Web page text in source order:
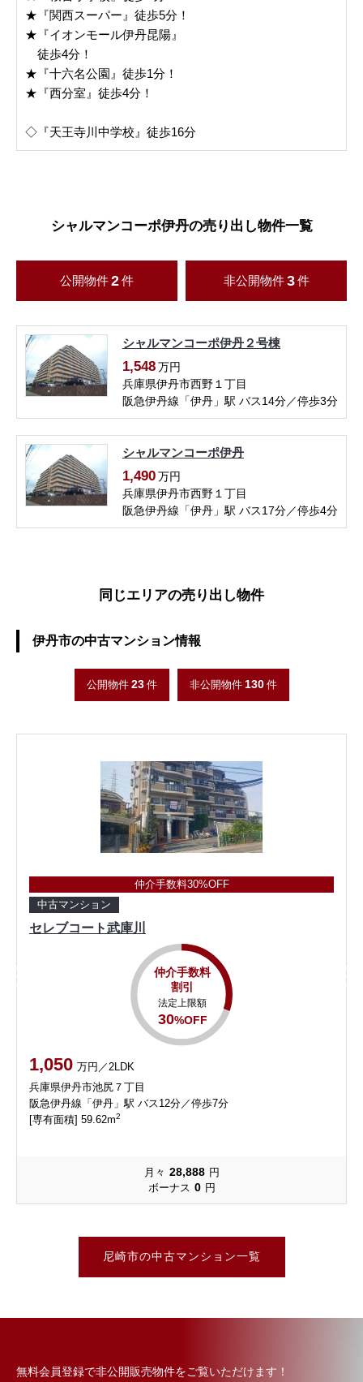
★『関西スーパー』徒歩5分！
★『イオンモール伊丹昆陽』
徒歩4分！
★『十六名公園』徒歩1分！
★『西分室』徒歩4分！
◇『天王寺川中学校』徒歩16分
シャルマンコーポ伊丹の売り出し物件一覧
公開物件2件 非公開物件 3 件
シャルマンコーポ伊丹２号棟
1,548万円
兵庫県伊丹市西野１丁目
阪急伊丹線「伊丹」駅 バス14分／停歩3分
シャルマンコーポ伊丹
1,490万円
兵庫県伊丹市西野１丁目
阪急伊丹線「伊丹」駅 バス17分／停歩4分
同じエリアの売り出し物件
伊丹市の中古マンション情報
公開物件 23 件 非公開物件 130 件
仲介手数料30%OFF
中古マンション
セレブコート武庫川
仲介手数料
割引
法定上限額
30%OFF
1,050 万円／2LDK
兵庫県伊丹市池尻７丁目
阪急伊丹線「伊丹」駅 バス12分／停歩7分
[専有面積] 59.62m2
月々 28,888 円
ボーナス 0 円
尼崎市の中古マンション一覧
無料会員登録で非公開販売物件をご覧いただけます！